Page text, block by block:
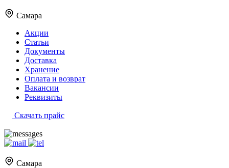
Самара
Акции
Статьи
Документы
Доставка
Хранение
Оплата и возврат
Вакансии
Реквизиты
Скачать прайс
Самара